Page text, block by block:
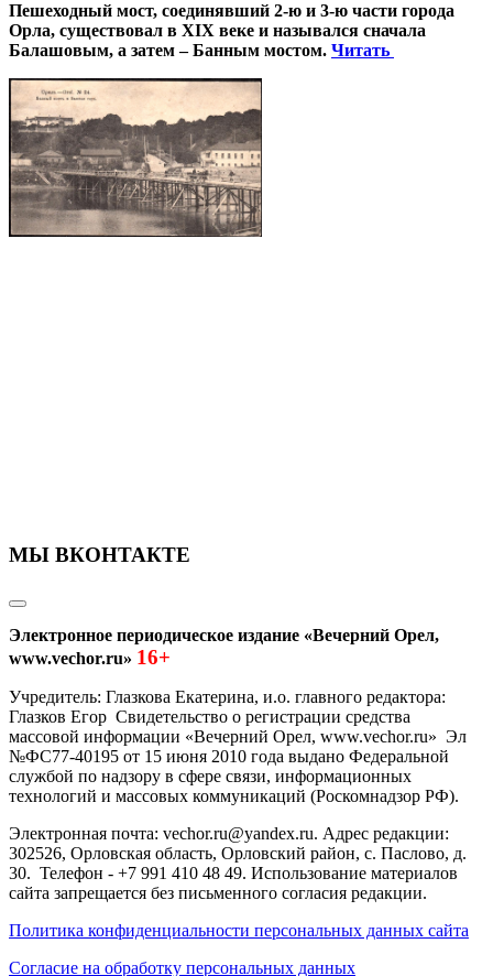
Пешеходный мост, соединявший 2-ю и 3-ю части города
Орла, существовал в XIX веке и назывался сначала
Балашовым, а затем – Банным мостом. Читать
МЫ ВКОНТАКТЕ
Электронное периодическое издание «Вечерний Орел,
www.vechor.ru» 16+
Учредитель: Глазкова Екатерина, и.о. главного редактора:
Глазков Егор Свидетельство о регистрации средства
массовой информации «Вечерний Орел, www.vechor.ru» Эл
№ФС77-40195 от 15 июня 2010 года выдано Федеральной
службой по надзору в сфере связи, информационных
технологий и массовых коммуникаций (Роскомнадзор РФ).
Электронная почта: vechor.ru@yandex.ru. Адрес редакции:
302526, Орловская область, Орловский район, с. Паслово, д.
30. Телефон - +7 991 410 48 49. Использование материалов
сайта запрещается без письменного согласия редакции.
Политика конфиденциальности персональных данных сайта
Согласие на обработку персональных данных